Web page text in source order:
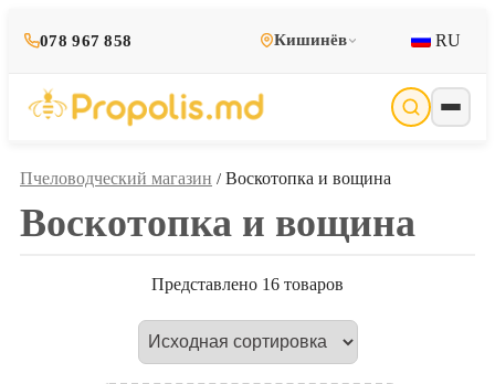
078 967 858 Кишинёв RU
Пчеловодческий магазин / Воскотопка и вощина
Воскотопка и вощина
Представлено 16 товаров